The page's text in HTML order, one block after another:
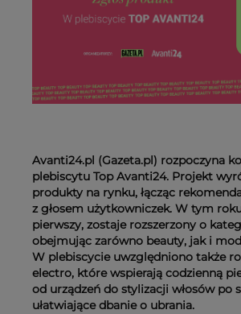
Avanti24.pl (Gazeta.pl) rozpoczyna
plebiscytu Top Avanti24. Projekt
produkty na rynku, łącząc
z głosem użytkowniczek. W tym
pierwszy, zostaje rozszerzony o
obejmując zarówno beauty, jak i
W plebiscycie uwzględniono także
electro, które wspierają codzienną
od urządzeń do stylizacji włosów po
ułatwiające dbanie o ubrania.